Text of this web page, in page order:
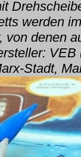
werden
von denen
Stadt,